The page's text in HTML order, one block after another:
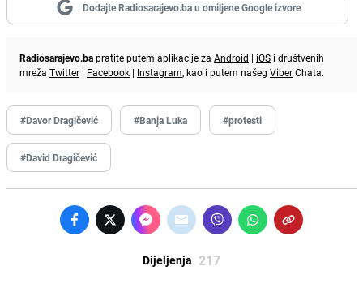
Dodajte Radiosarajevo.ba u omiljene Google izvore
Radiosarajevo.bapratite putem aplikacije za Android | iOS i društvenih
mreža Twitter | Facebook | Instagram, kao i putem našeg ViberChata.
#Davor Dragičević #Banja Luka #protesti
#David Dragičević
Dijeljenja 217